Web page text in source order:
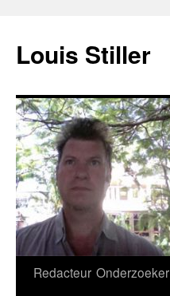
inhoud
Louis Stiller
Redacteur Onderzoeker